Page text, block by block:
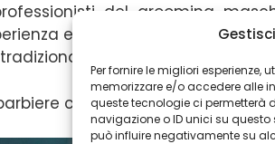
Per fornire le migliori esperienze,
memorizzare e/o accedere alle
queste tecnologie ci permetterà
navigazione o ID unici su
può influire negativamente su
del grooming
e una passione per
e trattamenti moderni
che fa per te!